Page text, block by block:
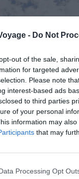
- Do Not
out of the sale,
for targeted
Please note
interest-based ads
to third parties
of your personal
information may
that may
Processing Opt